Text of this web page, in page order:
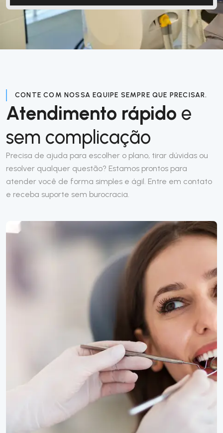
CONTE COM NOSSA EQUIPE SEMPRE QUE PRECISAR.
Atendimento rápido e
sem complicação
Precisa de ajuda para escolher o plano, tirar dúvidas ou
resolver qualquer questão? Estamos prontos para
atender você de forma simples e ágil. Entre em contato
e receba suporte sem burocracia.